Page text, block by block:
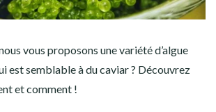
vous proposons une variété d’algue
est semblable à du caviar ? Découvrez
et comment !